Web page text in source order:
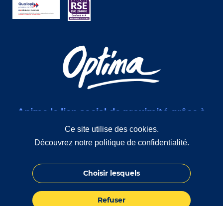
Anime le lien social de proximité grâce à
des interventions de médiation sociale
Ce site utilise des cookies.
Découvrez notre politique de confidentialité.
Choisir lesquels
Refuser
© 2026 Optima